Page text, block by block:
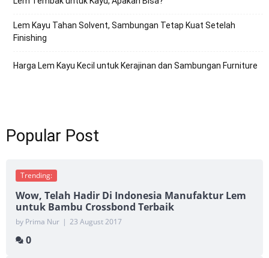
Lem Kayu Tahan Solvent, Sambungan Tetap Kuat Setelah
Finishing
Harga Lem Kayu Kecil untuk Kerajinan dan Sambungan Furniture
Popular Post
Trending:
Wow, Telah Hadir Di Indonesia Manufaktur Lem
untuk Bambu Crossbond Terbaik
by Prima Nur | 23 August 2017
0